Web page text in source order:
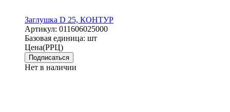
Заглушка D 25, КОНТУР
Артикул: 011606025000
Базовая единица: шт
Цена(РРЦ)
Подписаться
Нет в наличии